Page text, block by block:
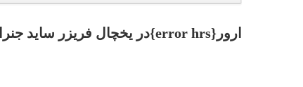
ارور{error hrs}در یخچال فریزر ساید جنرال الکتریک پروفایل|مرکز تعمیرات در شیراز